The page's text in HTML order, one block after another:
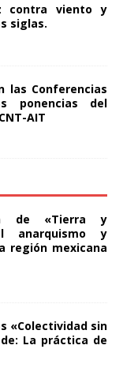
contra viento y
siglas.
las Conferencias
ponencias del
AIT
de «Tierra y
anarquismo y
región mexicana
«Colectividad sin
La práctica de